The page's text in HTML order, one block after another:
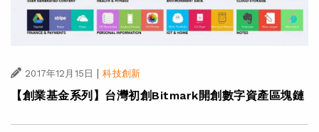
2017年12月15日 | 科技創新
【創業基金系列】台灣初創Bitmark開創數字資產區塊鏈